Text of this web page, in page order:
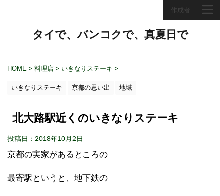
作成者
タイで、バンコクで、真夏日で
HOME > 料理店 > いきなりステーキ >
いきなりステーキ 京都の思い出 地域
北大路駅近くのいきなりステーキ
投稿日：2018年10月2日
京都の実家があるところの
最寄駅というと、地下鉄の